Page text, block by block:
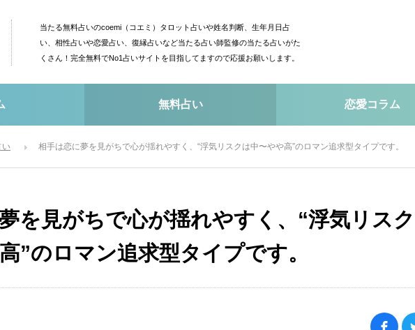
当たる無料占いのcoemi（コエミ）タロット占いや姓名判断、生年月日占
い、相性占いや恋愛占い、復縁占いなど当たる占い師監修の当たる占いがた
くさん！完全無料でNo1占いサイトを目指してますので応援お願いします。
無料占い 恋愛コラム
い 相手は恋に夢を見がちで心が揺れやすく、“浮気リスクは中〜やや高”のロマン追求型タイプです。
を見がちで心が揺れやすく、“浮気リスク
”のロマン追求型タイプです。